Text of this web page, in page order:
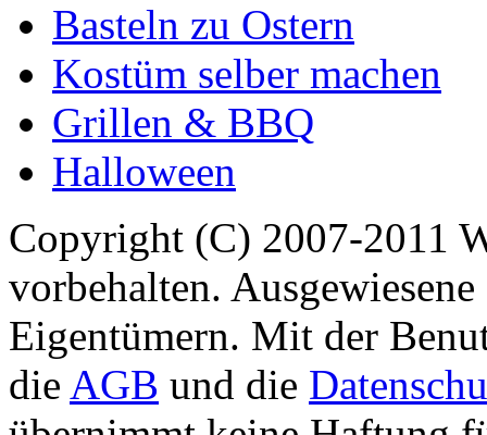
Basteln zu Ostern
Kostüm selber machen
Grillen & BBQ
Halloween
Copyright (C) 2007-2011
vorbehalten.
Eigentümern. Mit der
die AGB und die